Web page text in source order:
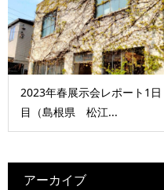
2023年春展示会レポート1日
目（島根県 松江...
アーカイブ